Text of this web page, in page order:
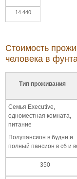
14.440
Стоимость
человека в
Тип проживания
Семья Executive,
одноместная комната,
питание
Полупансион в будни и
полный пансион в сб и
350